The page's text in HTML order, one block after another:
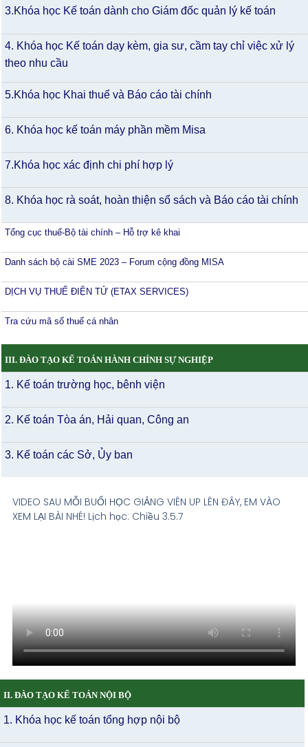
3.Khóa học Kế toán dành cho Giám đốc quản lý kế toán
4. Khóa học Kế toán dạy kèm, gia sư, cầm tay chỉ việc xử lý
theo nhu cầu
5.Khóa học Khai thuế và Báo cáo tài chính
6. Khóa học kế toán máy phần mềm Misa
7.Khóa học xác định chi phí hợp lý
8. Khóa học rà soát, hoàn thiện sổ sách và Báo cáo tài chính
Tổng cục thuế-Bộ tài chính – Hỗ trợ kê khai
Danh sách bộ cài SME 2023 – Forum cộng đồng MISA
DỊCH VỤ THUẾ ĐIỆN TỬ (ETAX SERVICES)
Tra cứu mã số thuế cá nhân
III. ĐÀO TẠO KẾ TOÁN HÀNH CHÍNH SỰ NGHIỆP
1. Kế toán trường học, bênh viện
2. Kế toán Tòa án, Hải quan, Công an
3. Kế toán các Sở, Ủy ban
VIDEO SAU MỖI BUỔI HỌC GIẢNG VIÊN UP LÊN ĐÂY, EM VÀO
XEM LẠI BÀI NHÉ! Lịch học: Chiều 3.5.7
II. ĐÀO TẠO KẾ TOÁN NỘI BỘ
1. Khóa học kế toán tổng hợp nội bộ